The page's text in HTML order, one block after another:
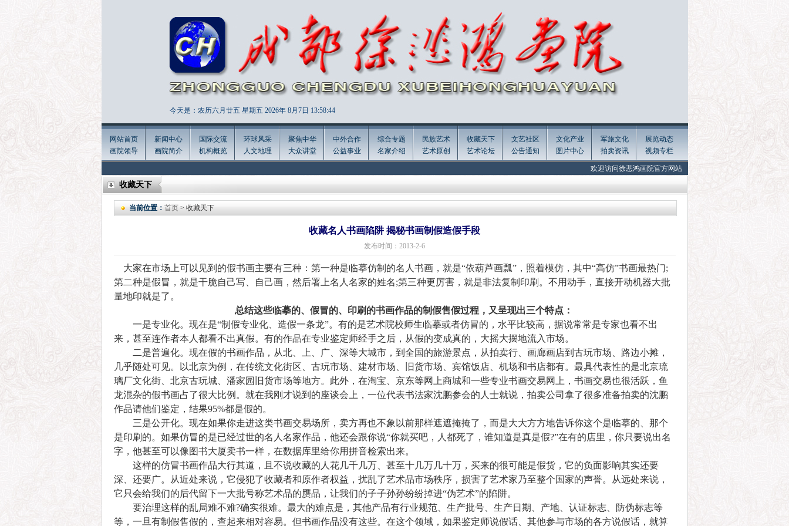
今天是：农历六月廿五 星期五 2026年 8月7日 13:58:44
网站首页
画院领导
新闻中心
画院简介
国际交流
机构概览
环球风采
人文地理
聚焦中华
大众讲堂
中外合作
公益事业
综合专题
名家介绍
民族艺术
艺术原创
收藏天下
艺术论坛
文艺社区
公告通知
文化产业
图片中心
军旅文化
拍卖资讯
展览动态
视频专栏
欢迎访问徐悲鸿画院官方网站 Welcome to the official website of Xu
收藏天下
当前位置： 首页> 收藏天下
收藏名人书画陷阱 揭秘书画制假造假手段
发布时间：2013-2-6
大家在市场上可以见到的假书画主要有三种： 第一种是临摹仿制的名人书画，就是“依葫芦画瓢”，照着模仿，其中“高仿”书画最热门;
第二种是假冒，就是干脆自己写、自己画，然后署上名人名家的姓名;第三种更厉害，就是非法复制印刷。不用动手，直接开动机器大批
量地印就是了。
总结这些临摹的、假冒的、印刷的书画作品的制假售假过程，又呈现出三个特点：
一是专业化。现在是“制假专业化、造假一条龙”。有的是艺术院校师生临摹或者仿冒的，水平比较高，据说常常是专家也看不出
来，甚至连作者本人都看不出真假。有的作品在专业鉴定师经手之后，从假的变成真的，大摇大摆地流入市场。
二是普遍化。现在假的书画作品，从北、上、广、深等大城市，到全国的旅游景点，从拍卖行、画廊画店到古玩市场、路边小摊，
几乎随处可见。以北京为例，在传统文化街区、古玩市场、建材市场、旧货市场、宾馆饭店、机场和书店都有。最具代表性的是北京琉
璃厂文化街、北京古玩城、潘家园旧货市场等地方。此外，在淘宝、京东等网上商城和一些专业书画交易网上，书画交易也很活跃，鱼
龙混杂的假书画占了很大比例。就在我刚才说到的座谈会上，一位代表书法家沈鹏参会的人士就说，拍卖公司拿了很多准备拍卖的沈鹏
作品请他们鉴定，结果95%都是假的。
三是公开化。现在如果你走进这类书画交易场所，卖方再也不象以前那样遮遮掩掩了，而是大大方方地告诉你这个是临摹的、那个
是印刷的。如果仿冒的是已经过世的名人名家作品，他还会跟你说“你就买吧，人都死了，谁知道是真是假?”在有的店里，你只要说出名
字，他甚至可以像图书大厦卖书一样，在数据库里给你用拼音检索出来。
这样的仿冒书画作品大行其道，且不说收藏的人花几千几万、甚至十几万几十万，买来的很可能是假货，它的负面影响其实还要
深、还要广。从近处来说，它侵犯了收藏者和原作者权益，扰乱了艺术品市场秩序，损害了艺术家乃至整个国家的声誉。从远处来说，
它只会给我们的后代留下一大批号称艺术品的赝品，让我们的子子孙孙纷纷掉进“伪艺术”的陷阱。
要治理这样的乱局难不难?确实很难。最大的难点是，其他产品有行业规范、生产批号、生产日期、产地、认证标志、防伪标志等
等，一旦有制假售假的，查起来相对容易。但书画作品没有这些。在这个领域，如果鉴定师说假话、其他参与市场的各方说假话，就算